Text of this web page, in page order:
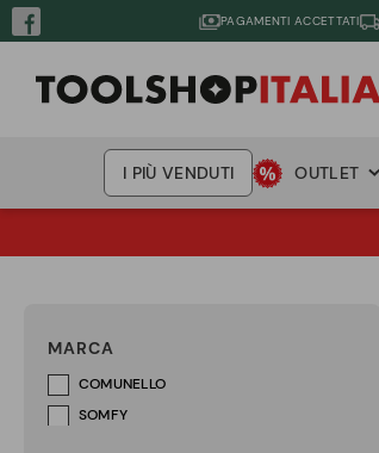
PAGAMENTI ACCETTATI
I PIÙ VENDUTI OUTLET
MARCA
COMUNELLO
SOMFY